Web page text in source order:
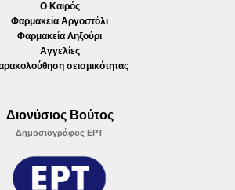
Ο Καιρός
Φαρμακεία Αργοστόλι
Φαρμακεία Ληξούρι
Αγγελίες
σεισμικότητας
Διονύσιος Βούτος
Δημοσιογράφος ΕΡΤ